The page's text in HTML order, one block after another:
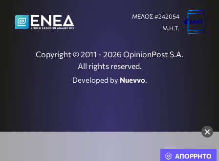
×
Copyright © 2011 - 2026 OpinionPost S.A.
All rights reserved.
Developed by Nuevvo
ΜΕΛΟΣ #242054
Μ.Η.Τ.
ΑΠΟΡΡΗΤΟ